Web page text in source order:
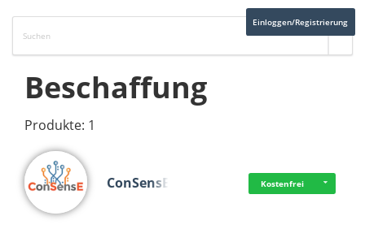
Einloggen/Registrierung
Beschaffung
Produkte: 1
ConSensE Kostenfrei